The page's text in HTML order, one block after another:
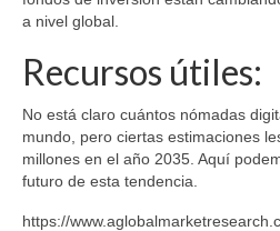
a nivel global.
Recursos útiles:
No está claro cuántos nómadas
mundo, pero ciertas estimaciones
millones en el año 2035. Aquí
futuro de esta tendencia.
https://